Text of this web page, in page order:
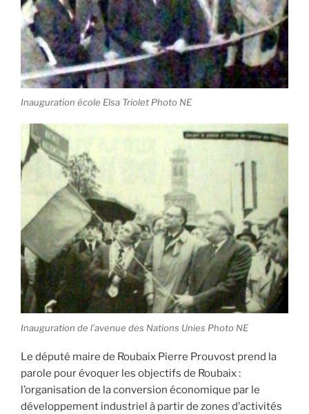
Inauguration école Elsa Triolet Photo NE
Inauguration de l’avenue des Nations Unies Photo NE
Le député maire de Roubaix Pierre Prouvost prend la
parole pour évoquer les objectifs de Roubaix :
l’organisation de la conversion économique par le
développement industriel à partir de zones d’activités